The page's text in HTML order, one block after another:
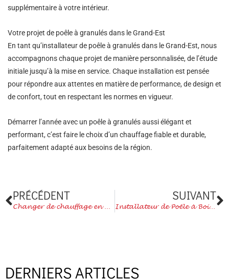
supplémentaire à votre intérieur.
Votre projet de poêle à granulés dans le Grand-Est
En tant qu’installateur de poêle à granulés dans le Grand-Est, nous
accompagnons chaque projet de manière personnalisée, de l’étude
initiale jusqu’à la mise en service. Chaque installation est pensée
pour répondre aux attentes en matière de performance, de design et
de confort, tout en respectant les normes en vigueur.
Démarrer l’année avec un poêle à granulés aussi élégant et
performant, c’est faire le choix d’un chauffage fiable et durable,
parfaitement adapté aux besoins de la région.
Précédent
PRÉCÉDENT
Changer de chauffage en 2026 : pourquoi c’est le bon moment et comment l’Atr’Actif peut vous accompagner à Sarrebourg, Saverne et Haguenau
SUIVANT
Installateur de Poêle à Bois dans le Grand-Est : Performance, Design et Savoir-Faire
DERNIERS ARTICLES